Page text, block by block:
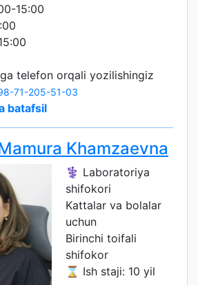
15:00
telefon orqali yozilishingiz
71-205-51-03
batafsil
Khamzaevna
⚕️ Laboratoriya
shifokori
Kattalar va bolalar
uchun
Birinchi toifali
shifokor
⌛ Ish staji: 10 yil